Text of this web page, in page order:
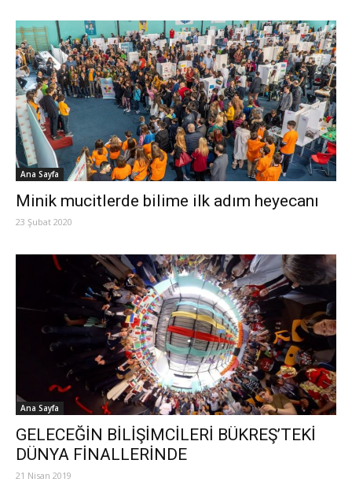
Ana Sayfa
Minik mucitlerde bilime ilk adım heyecanı
23 Şubat 2020
Ana Sayfa
GELECEĞİN BİLİŞİMCİLERİ BÜKREŞ’TEKİ
DÜNYA FİNALLERİNDE
21 Nisan 2019